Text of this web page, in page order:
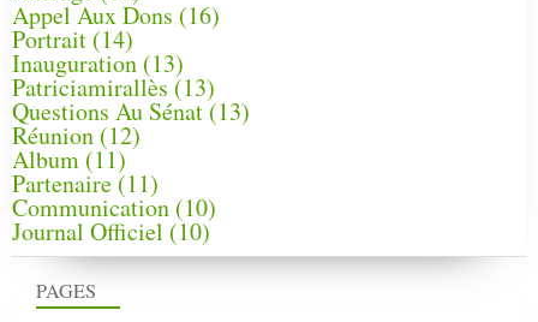
PAGES
Appel Aux Dons (16)
Portrait (14)
Inauguration (13)
Patriciamirallès (13)
Questions Au Sénat(13)
Réunion (12)
Album (11)
Partenaire(11)
Communication (10)
Journal Officiel (10)